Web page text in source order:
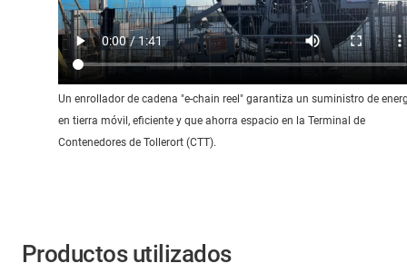
Un enrollador de cadena "e-chain reel" garantiza un suministro de
en tierra móvil, eficiente y que ahorra espacio en la Terminal de
Contenedores de Tollerort (CTT).
Productos utilizados